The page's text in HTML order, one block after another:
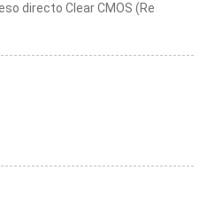
directo Clear CMOS (Re